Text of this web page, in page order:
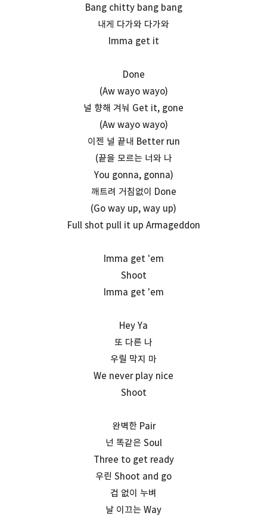
Bang chitty bang bang
내게 다가와 다가와
Imma get it
Done
(Aw wayo wayo)
널 향해 겨눠 Get it, gone
(Aw wayo wayo)
이젠 널 끝내 Better run
(끝을 모르는 너와 나
You gonna, gonna)
깨트려 거침없이 Done
(Go way up, way up)
Full shot pull it up Armageddon
Imma get 'em
Shoot
Imma get 'em
Hey Ya
또 다른 나
우릴 막지 마
We never play nice
Shoot
완벽한 Pair
넌 똑같은 Soul
Three to get ready
우린 Shoot and go
겁 없이 누벼
날 이끄는 Way